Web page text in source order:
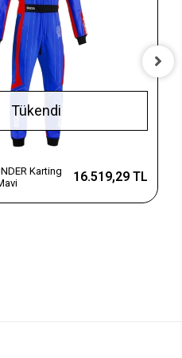
Tükendi
Karting
16.519,29 TL